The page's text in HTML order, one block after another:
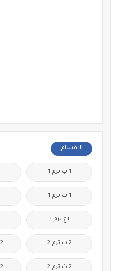
الاقسام
1 ب ترم 1
1 ث ترم 1
1ع ترم 1
2 ب ترم 2 2 ب ترم اول
2 ث ترم 2 2 ث ترم أول